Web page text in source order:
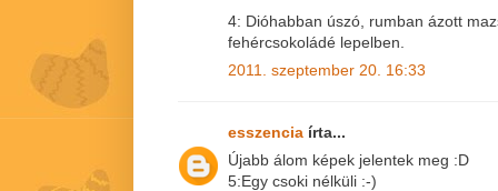
4: Dióhabban úszó, rumban ázott
fehércsokoládé lepelben.
2011. szeptember 20. 16:33
esszencia írta...
Újabb álom képek jelentek meg :D
5:Egy csoki nélküli :-)